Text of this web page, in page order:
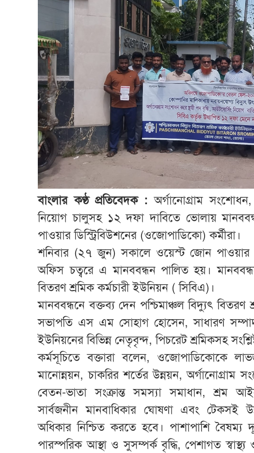
বাংলার কণ্ঠ প্রতিবেদক :অর্গানোগ্রাম
নিয়োগ চালুসহ ১২ দফা দাবিতে ভোলায়
পাওয়ার ডিস্ট্রিবিউশনের (ওজোপাডিকো) কর্মীরা।
শনিবার (২৭ জুন) সকালে ওয়েস্ট জোন পাওয়ার
অফিস চত্বরে এ মানববন্ধন পালিত হয়।
বিতরণ শ্রমিক কর্মচারী ইউনিয়ন ( সিবিএ)।
মানববন্ধনে বক্তব্য দেন পশ্চিমাঞ্চল বিদ্যুৎ বিতরণ
সভাপতি এস এম সোহাগ হোসেন, সাধারণ
ইউনিয়নের বিভিন্ন নেতৃবৃন্দ, পিচরেট শ্রমিকসহ
কর্মসূচিতে বক্তারা বলেন, ওজোপাডিকোকে
মানোন্নয়ন, চাকরির শর্তের উন্নয়ন, অর্গানোগ্রাম
বেতন-ভাতা সংক্রান্ত সমস্যা সমাধান, শ্রম
সার্বজনীন মানবাধিকার ঘোষণা এবং টেকসই
অধিকার নিশ্চিত করতে হবে। পাশাপাশি বৈষম্য
পারস্পরিক আস্থা ও সুসম্পর্ক বৃদ্ধি, পেশাগত